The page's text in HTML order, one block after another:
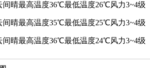
间晴最高温度36℃最低温度26℃风力3~4级
间晴最高温度35℃最低温度25℃风力3~4级
间晴最高温度36℃最低温度24℃风力3~4级